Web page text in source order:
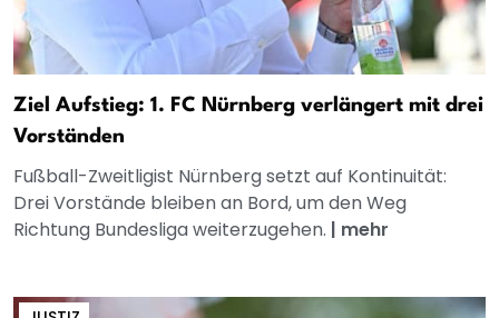
Ziel Aufstieg: 1. FC Nürnberg verlängert mit drei
Vorständen
Fußball-Zweitligist Nürnberg setzt auf Kontinuität:
Drei Vorstände bleiben an Bord, um den Weg
Richtung Bundesliga weiterzugehen. | mehr